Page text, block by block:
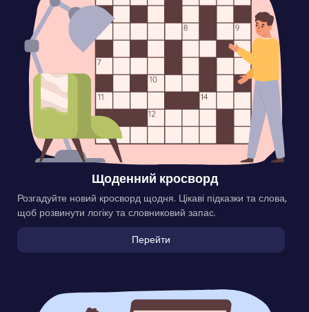
Щоденний кросворд
Розгадуйте новий кросворд щодня. Цікаві підказки та слова,
щоб розвинути логіку та словниковий запас.
Перейти